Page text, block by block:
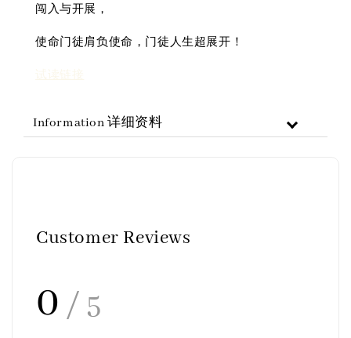
闯入与开展，
使命门徒肩负使命，门徒人生超展开！
Information 详细资料
Customer Reviews
0 / 5